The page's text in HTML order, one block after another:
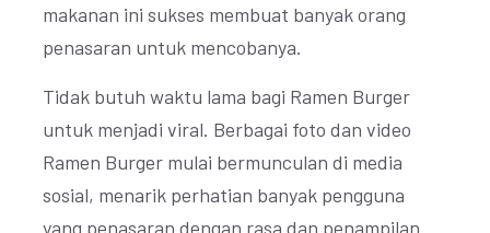
makanan ini sukses membuat banyak orang
penasaran untuk mencobanya.
Tidak butuh waktu lama bagi Ramen Burger
untuk menjadi viral. Berbagai foto dan video
Ramen Burger mulai bermunculan di media
sosial, menarik perhatian banyak pengguna
yang penasaran dengan rasa dan penampilan